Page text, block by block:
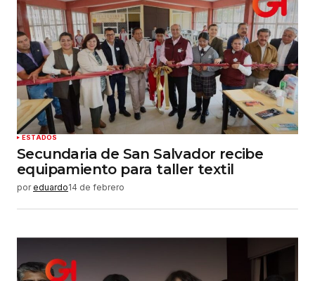
ESTADOS
Secundaria de San Salvador recibe
equipamiento para taller textil
por eduardo14 de febrero